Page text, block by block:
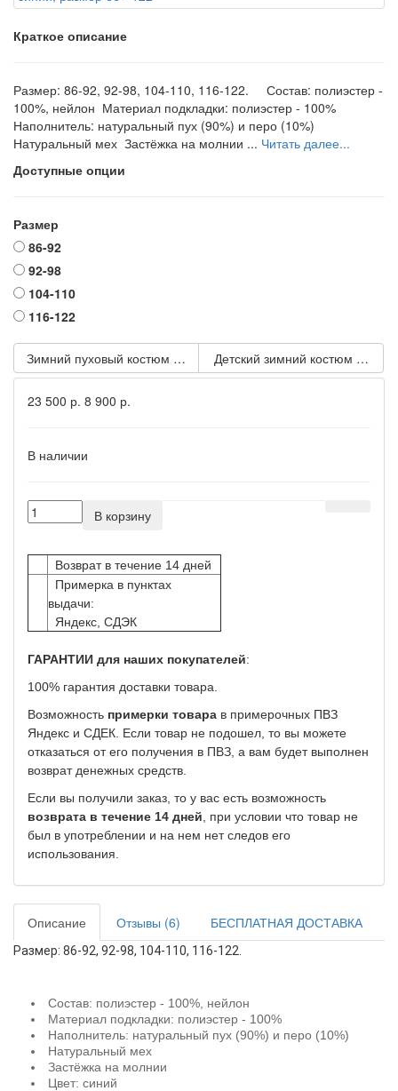
Краткое описание
Размер: 86-92, 92-98, 104-110, 116-122. Состав: полиэстер -
100%, нейлон Материал подкладки: полиэстер - 100%
Наполнитель: натуральный пух (90%) и перо (10%)
Натуральный мех Застёжка на молнии ... Читать далее...
Доступные опции
Размер
86-92
92-98
104-110
116-122
Зимний пуховый костюм для мальчика zk-154, голубой
Детский зимний костюм
23 500 р. 8 900 р.
В наличии
В корзину
Возврат в течение 14 дней
Примерка в пунктах
выдачи:
Яндекс, СДЭК
ГАРАНТИИ для наших покупателей:
100% гарантия доставки товара.
Возможность примерки товара в примерочных ПВЗ
Яндекс и СДЕК. Если товар не подошел, то вы можете
отказаться от его получения в ПВЗ, а вам будет выполнен
возврат денежных средств.
Если вы получили заказ, то у вас есть возможность
возврата в течение 14 дней , при условии что товар не
был в употреблении и на нем нет следов его
использования.
Описание Отзывы (6) БЕСПЛАТНАЯ ДОСТАВКА
Размер: 86-92, 92-98, 104-110, 116-122.
Состав: полиэстер - 100%, нейлон
Материал подкладки: полиэстер - 100%
Наполнитель: натуральный пух (90%) и перо (10%)
Натуральный мех
Застёжка на молнии
Цвет: синий